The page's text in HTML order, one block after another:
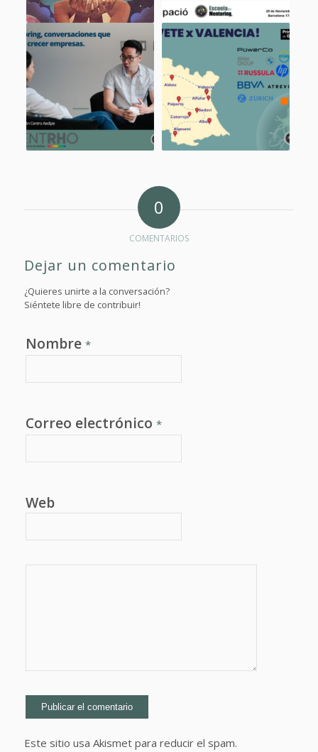
0
COMENTARIOS
Dejar un comentario
¿Quieres unirte a la conversación?
Siéntete libre de contribuir!
Nombre *
Correo electrónico *
Web
Este sitio usa Akismet para reducir el spam.